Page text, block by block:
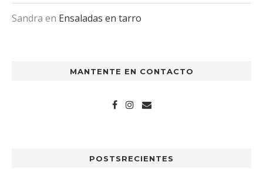
Sandra en Ensaladas en tarro
MANTENTE EN CONTACTO
POSTSRECIENTES